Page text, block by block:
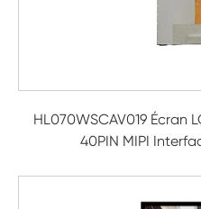
HL070WSCAV019 Écran
40PIN MIPI